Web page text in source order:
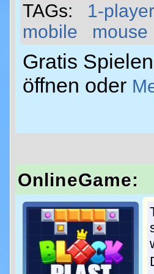
TAGs: 1-player
mobile
mouse
Gratis
öffnen oder
OnlineGame: